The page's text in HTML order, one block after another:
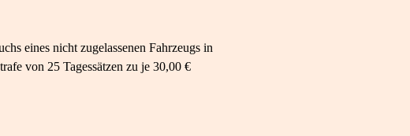
eines nicht zugelassenen Fahrzeugs in
von 25 Tagessätzen zu je 30,00 €